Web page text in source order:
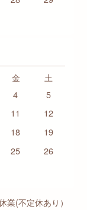
金
土
4 5
11 12
18 19
25 26
業(不定休あり）